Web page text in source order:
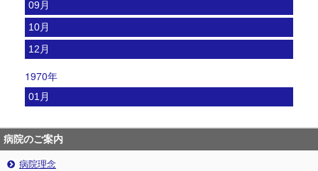
09月
10月
12月
1970年
01月
病院のご案内
病院理念